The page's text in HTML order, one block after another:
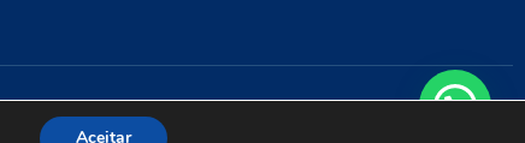
Aceitar